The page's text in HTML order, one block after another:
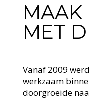
MAAK
MET
Vanaf 2009
werkzaam
doorgroeide